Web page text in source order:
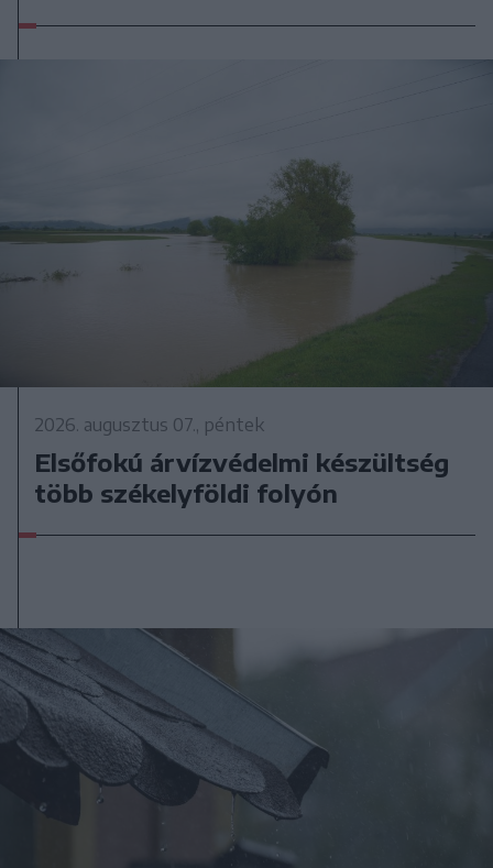
2026. augusztus 07., péntek
Elsőfokú árvízvédelmi készültség
több székelyföldi folyón